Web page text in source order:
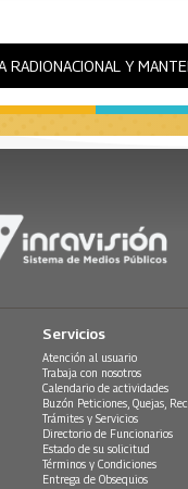
RADIONACIONAL Y
Servicios
Atención al usuario
Trabaja con nosotros
Calendario de actividades
Buzón Peticiones, Quejas,
Trámites y Servicios
Directorio de Funcionarios
Estado de su solicitud
Términos y Condiciones
Entrega de Obsequios